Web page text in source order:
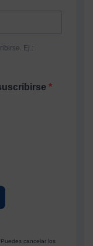
Ej.:
cancelar los